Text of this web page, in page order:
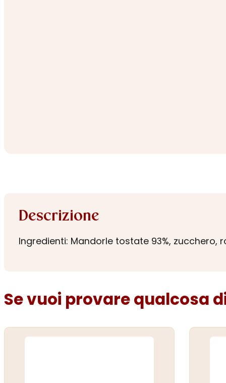
Descrizione
Ingredienti: Mandorle tostate 93%, zucchero,
Se vuoi provare qualcosa